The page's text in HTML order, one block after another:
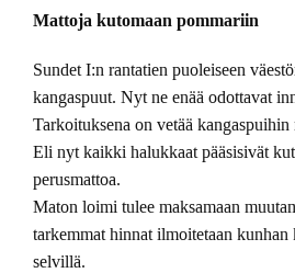
Mattoja kutomaan pommariin
Sundet I:n rantatien puoleiseen
kangaspuut. Nyt ne enää odottavat
Tarkoituksena on vetää
Eli nyt kaikki halukkaat pääsisivät
perusmattoa.
Maton loimi tulee maksamaan
tarkemmat hinnat ilmoitetaan kunhan
selvillä.